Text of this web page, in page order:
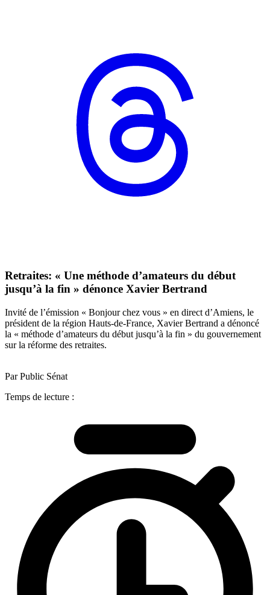
Retraites: « Une méthode d’amateurs du début
jusqu’à la fin » dénonce Xavier Bertrand
Invité de l’émission « Bonjour chez vous » en direct d’Amiens, le
président de la région Hauts-de-France, Xavier Bertrand a dénoncé
la « méthode d’amateurs du début jusqu’à la fin » du gouvernement
sur la réforme des retraites.
Par Public Sénat
Temps de lecture :